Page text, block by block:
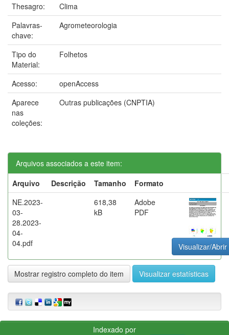
Thesagro:
Clima
Palavras-
chave:
Agrometeorologia
Tipo do
Material:
Folhetos
Acesso:
openAccess
Aparece
nas
coleções:
Outras publicações (CNPTIA)
Arquivos associados a este item:
Arquivo
Descrição Tamanho
Formato
NE.2023-
03-
28.2023-
04-
04.pdf
618,38
kB
Adobe
PDF
Visualizar/Abrir
Mostrar registro completo do item Visualizar estatísticas
Indexado por